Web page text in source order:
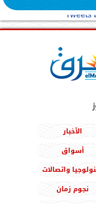
Tweets
الأخبار
أسواق
واتصالات
نجوم زمان